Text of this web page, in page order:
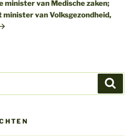
minister van Medische zaken;
minister van Volksgezondheid,